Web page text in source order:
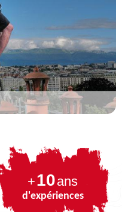
+10ans
d'expériences